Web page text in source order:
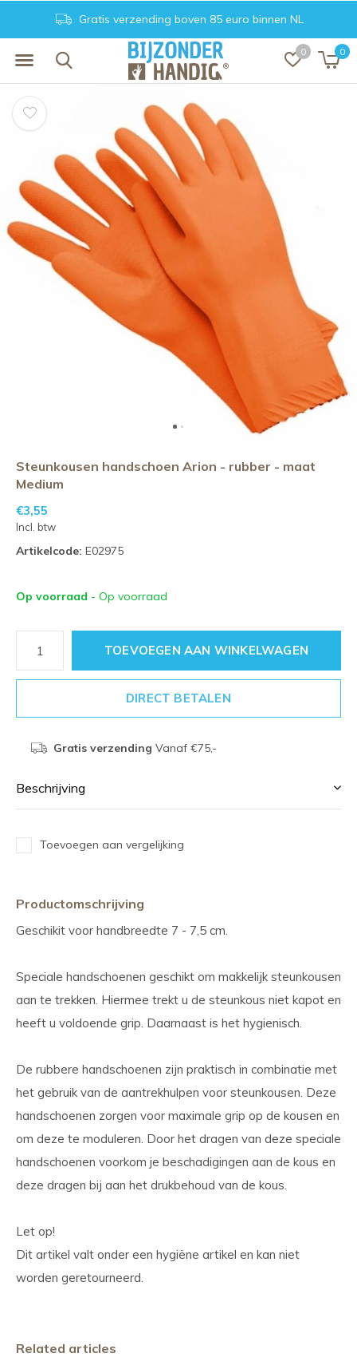
0 0
euro binnen NL Achteraf betalen.
Steunkousen handschoen Arion - rubber - maat
Medium
€3,55
Incl. btw
Artikelcode: E02975
Op voorraad - Op voorraad
TOEVOEGEN AAN WINKELWAGEN
DIRECT BETALEN
Gratis verzending Vanaf €75,-
Beschrijving
Toevoegen aan vergelijking
Productomschrijving
Geschikit voor handbreedte 7 - 7,5 cm.
Speciale handschoenen geschikt om makkelijk steunkousen
aan te trekken. Hiermee trekt u de steunkous niet kapot en
heeft u voldoende grip. Daarnaast is het hygienisch.
De rubbere handschoenen zijn praktisch in combinatie met
het gebruik van de aantrekhulpen voor steunkousen. Deze
handschoenen zorgen voor maximale grip op de kousen en
om deze te moduleren. Door het dragen van deze speciale
handschoenen voorkom je beschadigingen aan de kous en
deze dragen bij aan het drukbehoud van de kous.
Let op!
Dit artikel valt onder een hygiëne artikel en kan niet
worden geretourneerd.
Related articles